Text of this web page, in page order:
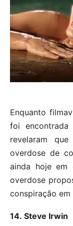
Enquanto
foi
revelaram
overdose de
ainda hoje em
overdose
conspiração
14. Steve Irwin